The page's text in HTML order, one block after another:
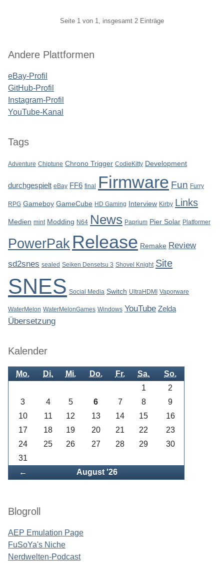
Seite 1 von 1, insgesamt 2 Einträge
Seitenleiste
Andere Plattformen
eBay-Profil
GitHub-Profil
Instagram-Profil
YouTube-Kanal
Tags
Adventure Chiptune Chrono Trigger CodieKitty Development
durchgespielt eBay FF6 final Firmware Fun Furry
RPG Gameboy GameCube HD Gaming Interview Kirby Links
Medien mint Modding N64 News Paprium Pier Solar Platformer
PowerPak Release Remake Review
sd2snes sealed Seiken Densetsu 3 Shovel Knight Site
SNES Social Media Switch UltraHDMI Vaporware
WaterMelon WaterMelonGames Windows YouTube Zelda
Übersetzung
Kalender
Mo. Di. Mi. Do. Fr. Sa. So.
← August '26
1
2
3
4 5 6 7 8
9
10
11 12 13 14 15
16
17
18 19 20 21 22
23
24
25 26 27 28 29
30
31
Blogroll
AEP Emulation Page
FuSoYa's Niche
Nerdwelten-Podcast